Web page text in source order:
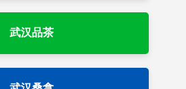
武汉品茶